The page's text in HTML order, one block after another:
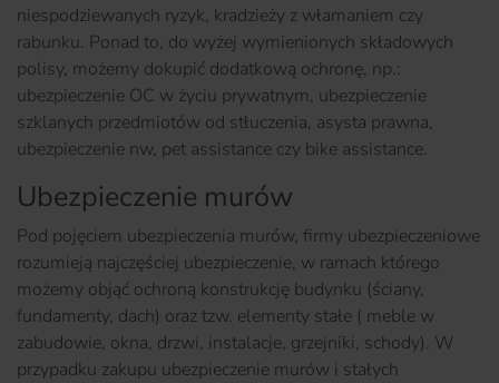
niespodziewanych ryzyk, kradzieży z włamaniem czy
rabunku. Ponad to, do wyżej wymienionych składowych
polisy, możemy dokupić dodatkową ochronę, np.:
ubezpieczenie OC w życiu prywatnym, ubezpieczenie
szklanych przedmiotów od stłuczenia, asysta prawna,
ubezpieczenie nw, pet assistance czy bike assistance.
Ubezpieczenie murów
Pod pojęciem ubezpieczenia murów, firmy ubezpieczeniowe
rozumieją najczęściej ubezpieczenie, w ramach którego
możemy objąć ochroną konstrukcję budynku (ściany,
fundamenty, dach) oraz tzw. elementy stałe ( meble w
zabudowie, okna, drzwi, instalacje, grzejniki, schody). W
przypadku zakupu ubezpieczenie murów i stałych